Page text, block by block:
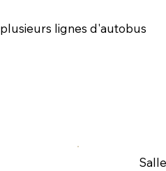
lignes d'autobus